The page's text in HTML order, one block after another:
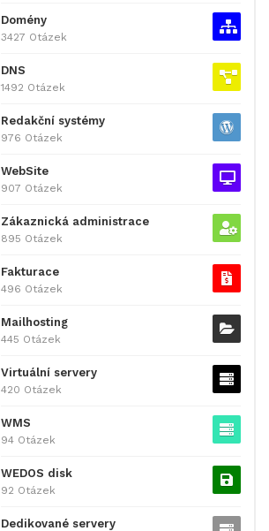
Domény
3427 Otázek
DNS
1492 Otázek
Redakční systémy
976 Otázek
WebSite
907 Otázek
Zákaznická administrace
895 Otázek
Fakturace
496 Otázek
Mailhosting
445 Otázek
Virtuální servery
420 Otázek
WMS
94 Otázek
WEDOS disk
92 Otázek
Dedikované servery